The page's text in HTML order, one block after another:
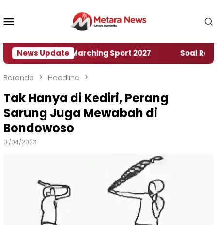
konten
News Update
World Marching Sport 2027 ‎Soal Rencana
Beranda Headline
Tak Hanya di Kediri, Perang
Sarung Juga Mewabah di
Bondowoso
01/04/2023